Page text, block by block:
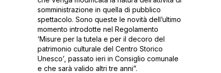
somministrazione in quella di pubblico
spettacolo. Sono queste le novità dell’ultimo
momento introdotte nel Regolamento
‘Misure per la tutela e per il decoro del
patrimonio culturale del Centro Storico
Unesco’, passato ieri in Consiglio comunale
e che sarà valido altri tre anni”.